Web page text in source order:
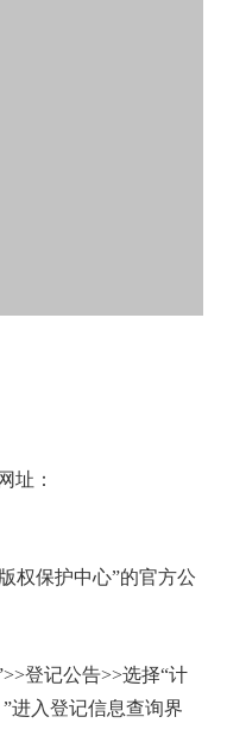
址：
权保护中心”的官方公
登记公告>>选择“计
进入登记信息查询界